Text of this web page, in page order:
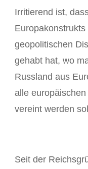
Irritierend ist,
geopolitischen
gehabt hat, wo
Russland aus
alle
vereint werden
Seit der